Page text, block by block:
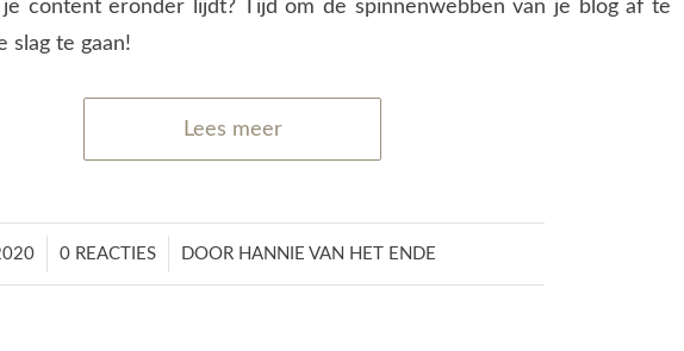
content eronder lijdt? Tijd om de spinnenwebben van je blog af te
slag te gaan!
Lees meer
0 REACTIES
/ DOOR HANNIE VAN HET ENDE